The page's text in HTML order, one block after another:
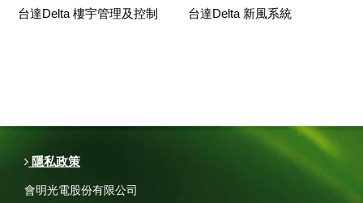
台達Delta 樓宇管理及控制 台達Delta 新風系統
隱私政策
會明光電股份有限公司